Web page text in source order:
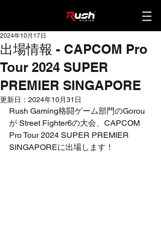
出場情報 - CAPCOM Pro
Tour 2024 SUPER
PREMIER SINGAPORE
2024年10月17日
更新日： 2024年10月31日
Rush Gaming格闘ゲーム部門のGorou
が Street Fighter6の大会、 CAPCOM
Pro Tour 2024 SUPER PREMIER
SINGAPOREに出場します！